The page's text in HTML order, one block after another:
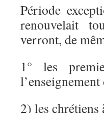
Période
renouvelait
verront, de
1° les
2) les